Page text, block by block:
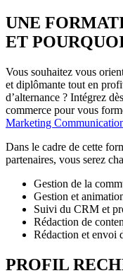
UNE
ET
Vous souhaitez vous
et diplômante tout en
d’alternance ? Intégrez
commerce pour vous
Marketing
Dans le cadre de cette
partenaires, vous serez
Gestion de la
Gestion et
Suivi du CRM et
Rédaction de
Rédaction et envoi
PROFIL